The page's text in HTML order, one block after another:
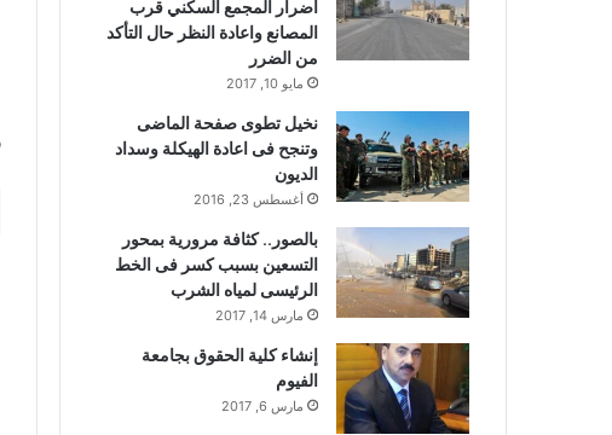
أضرار المجمع السكني قرب
المصانع واعادة النظر حال التأكد
من الضرر
مايو 10, 2017
نخيل تطوى صفحة الماضى
وتنجح فى اعادة الهيكلة وسداد
الديون
أغسطس 23, 2016
بالصور.. كثافة مرورية بمحور
التسعين بسبب كسر فى الخط
الرئيسى لمياه الشرب
مارس 14, 2017
إنشاء كلية الحقوق بجامعة
الفيوم
مارس 6, 2017